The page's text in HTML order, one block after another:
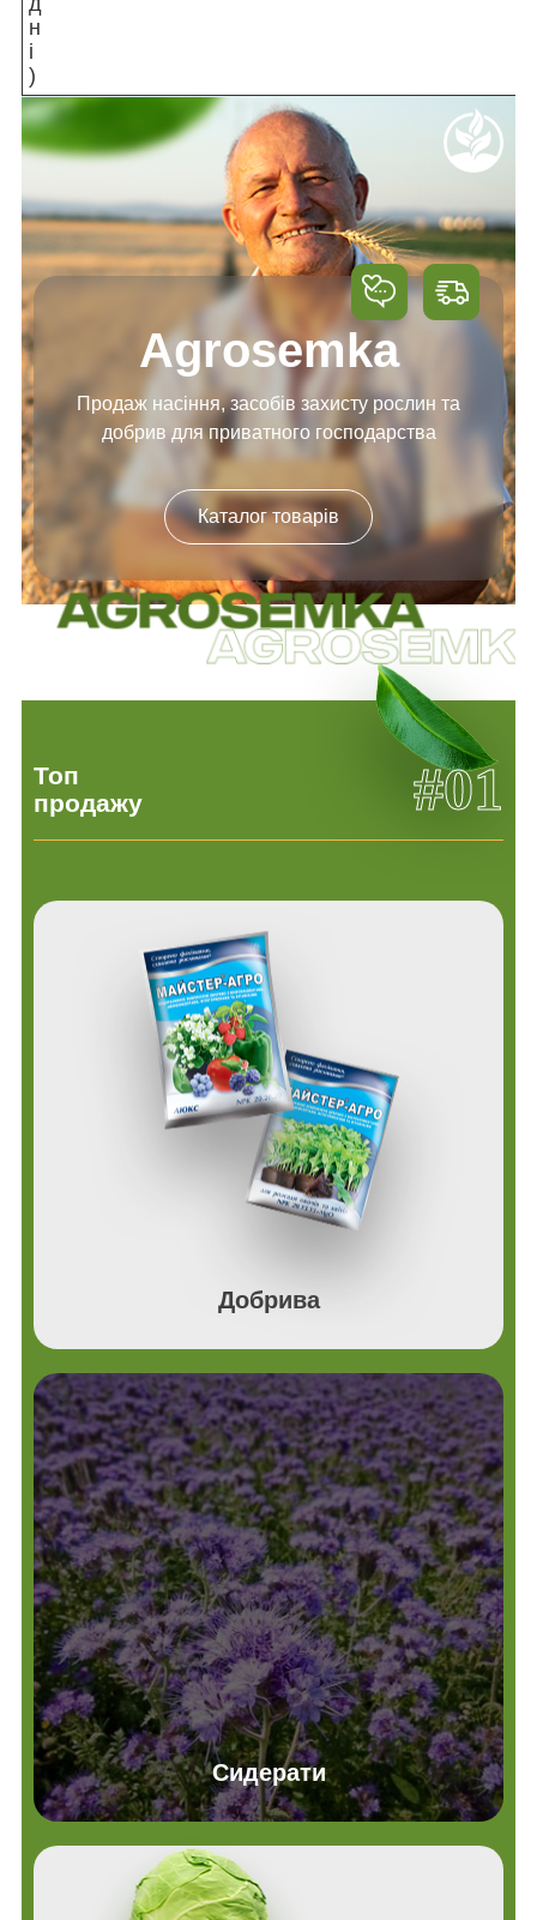
н
і
)
Agrosemka
Продаж насіння, засобів захисту рослин та
добрив для приватного господарства
Каталог товарів
Топ
продажу
#01
Добрива
Сидерати